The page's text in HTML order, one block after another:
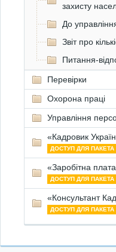
захисту
До
Звіт про
Питання-
Перевірки
Охорона праці
Управління
«Кадровик
ДОСТУП ДЛЯ ПАКЕТА
«Заробітна
ДОСТУП ДЛЯ ПАКЕТА
«Консультант
ДОСТУП ДЛЯ ПАКЕТА